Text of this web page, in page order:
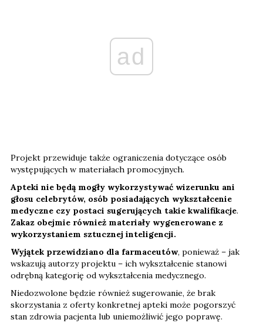
ad
Projekt przewiduje także ograniczenia dotyczące osób
występujących w materiałach promocyjnych.
Apteki nie będą mogły wykorzystywać wizerunku ani
głosu celebrytów, osób posiadających wykształcenie
medyczne czy postaci sugerujących takie kwalifikacje.
Zakaz obejmie również materiały wygenerowane z
wykorzystaniem sztucznej inteligencji.
Wyjątek przewidziano dla farmaceutów, ponieważ – jak
wskazują autorzy projektu – ich wykształcenie stanowi
odrębną kategorię od wykształcenia medycznego.
Niedozwolone będzie również sugerowanie, że brak
skorzystania z oferty konkretnej apteki może pogorszyć
stan zdrowia pacjenta lub uniemożliwić jego poprawę.